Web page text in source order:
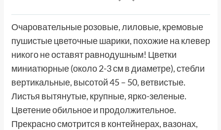
Очаровательные розовые, лиловые, кремовые
пушистые цветочные шарики, похожие на клевер
никого не оставят равнодушным! Цветки
миниатюрные (около 2-3 см в диаметре), стебли
вертикальные, высотой 45 – 50, ветвистые.
Листья вытянутые, крупные, ярко-зеленые.
Цветение обильное и продолжительное.
Прекрасно смотрится в контейнерах, вазонах,